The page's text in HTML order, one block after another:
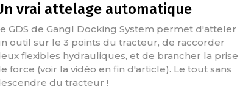
vrai attelage automatique
GDS de Gangl Docking System permet d'atteler
outil sur le 3 points du tracteur, de raccorder
flexibles hydrauliques, et de brancher la prise
force (voir la vidéo en fin d'article). Le tout sans
du tracteur !